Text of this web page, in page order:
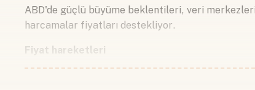
ABD'de güçlü büyüme beklentileri, veri
harcamalar fiyatları destekliyor.
Fiyat hareketleri